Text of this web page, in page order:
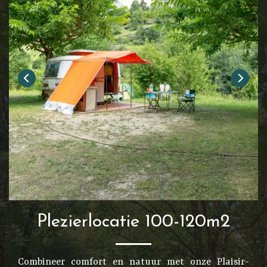
Plezierlocatie 100-120m2
Combineer comfort en natuur met onze Plaisir-